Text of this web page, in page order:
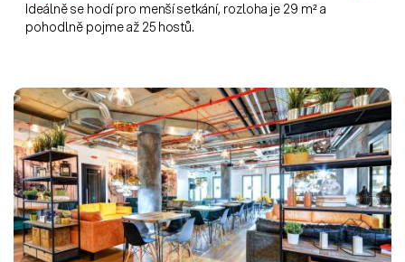
Ideálně se hodí pro menší setkání, rozloha je 29 m² a
pohodlně pojme až 25 hostů.